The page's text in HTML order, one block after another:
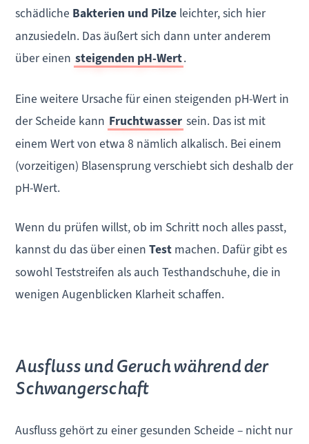
schädliche Bakterien und Pilze leichter, sich hier
anzusiedeln. Das äußert sich dann unter anderem
über einen steigenden pH-Wert.
Eine weitere Ursache für einen steigenden pH-Wert in
der Scheide kann Fruchtwasser sein. Das ist mit
einem Wert von etwa 8 nämlich alkalisch. Bei einem
(vorzeitigen) Blasensprung verschiebt sich deshalb der
pH-Wert.
Wenn du prüfen willst, ob im Schritt noch alles passt,
kannst du das über einenTest machen. Dafür gibt es
sowohl Teststreifen als auch Testhandschuhe, die in
wenigen Augenblicken Klarheit schaffen.
Ausfluss und Geruch während der
Schwangerschaft
Ausfluss gehört zu einer gesunden Scheide – nicht nur